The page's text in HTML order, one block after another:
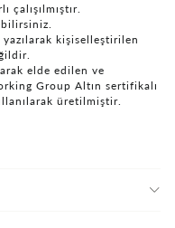
kişiselleştirilen
elde edilen ve
Group Altın sertifikalı
üretilmiştir.